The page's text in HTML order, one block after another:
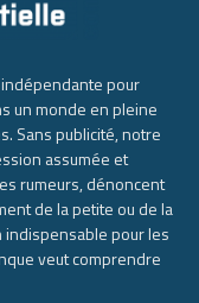
pour
un monde en pleine
Sans publicité, notre
assumée et
rumeurs, dénoncent
de la petite ou de la
indispensable pour les
veut comprendre